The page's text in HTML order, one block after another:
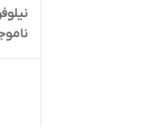
نیلوفر